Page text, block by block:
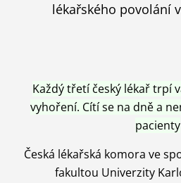
lékařského povolání
Každý třetí český lékař trpí
vyhoření. Cítí se na dně a
pacienty
Česká lékařská komora ve
fakultou Univerzity